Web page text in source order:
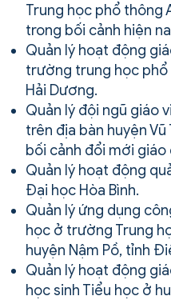
Trung học phổ thông
trong bối cảnh hiện
Quản lý hoạt động
trường trung học phổ
Hải Dương.
Quản lý đội ngũ giáo
trên địa bàn huyện
bối cảnh đổi mới giáo
Quản lý hoạt động
Đại học Hòa Bình.
Quản lý ứng dụng
học ở trường Trung
huyện Nậm Pồ, tỉnh
Quản lý hoạt động
học sinh Tiểu học ở